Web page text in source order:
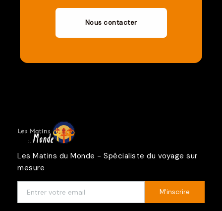
Nous contacter
Les Matins du Monde - Spécialiste du voyage sur
mesure
M'inscrire